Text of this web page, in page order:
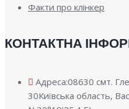
Факти про клінкер
КОНТАКТНА
Адреса:08630 смт.
30Київська область,